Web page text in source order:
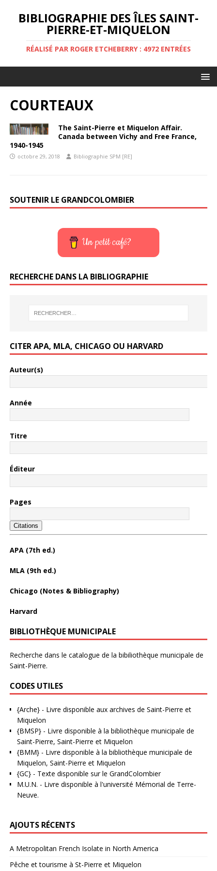
BIBLIOGRAPHIE DES ÎLES SAINT-
PIERRE-ET-MIQUELON
RÉALISÉ PAR ROGER ETCHEBERRY : 4972 ENTRÉES
COURTEAUX
The Saint-Pierre et Miquelon Affair.
Canada between Vichy and Free France,
1940-1945
octobre 29, 2018 Bibliographie SPM [RE]
SOUTENIR LE GRANDCOLOMBIER
Un petit café?
RECHERCHE DANS LA BIBLIOGRAPHIE
CITER APA, MLA, CHICAGO OU HARVARD
Auteur(s)
Année
Titre
Éditeur
Pages
Citations
APA (7th ed.)
MLA (9th ed.)
Chicago (Notes & Bibliography)
Harvard
BIBLIOTHÈQUE MUNICIPALE
Recherche dans le catalogue de la bibiliothèque municipale de
Saint-Pierre.
CODES UTILES
{Arche} - Livre disponible aux archives de Saint-Pierre et
Miquelon
{BMSP} - Livre disponible à la bibliothèque municipale de
Saint-Pierre, Saint-Pierre et Miquelon
{BMM} - Livre disponible à la bibliothèque municipale de
Miquelon, Saint-Pierre et Miquelon
{GC} - Texte disponible sur le GrandColombier
M.U.N. - Livre disponible à l'université Mémorial de Terre-
Neuve.
AJOUTS RÉCENTS
A Metropolitan French Isolate in North America
Pêche et tourisme à St-Pierre et Miquelon